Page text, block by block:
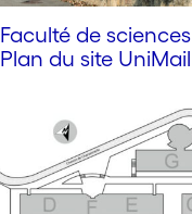
Faculté de sciences
Plan du site UniMail